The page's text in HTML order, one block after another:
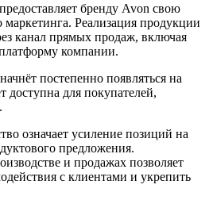
бренду Avon свою
маркетинга. Реализация продукции
канал прямых продаж, включая
компании.
постепенно появляться на
доступна для покупателей,
означает усиление позиций на
предложения.
и продажах позволяет
с клиентами и укрепить